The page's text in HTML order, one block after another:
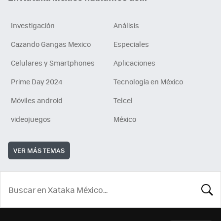
Investigación
Análisis
Cazando Gangas Mexico
Especiales
Celulares y Smartphones
Aplicaciones
Prime Day 2024
Tecnología en México
Móviles android
Telcel
videojuegos
México
VER MÁS TEMAS